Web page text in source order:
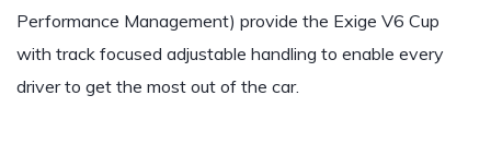
Performance Management) provide the Exige V6 Cup
with track focused adjustable handling to enable every
driver to get the most out of the car.